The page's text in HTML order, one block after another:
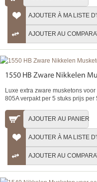
AJOUTER À MA LISTE
AJOUTER AU
1550 HB Zware Nikkelen
Luxe extra zware musketons
805A verpakt per 5 stuks prijs per
AJOUTER AU PANIER
AJOUTER À MA LISTE
AJOUTER AU